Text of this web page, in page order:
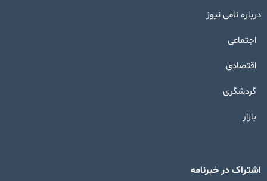
درباره نامی نیوز
اجتماعی
اقتصادی
گردشگری
بازار
اشتراک در خبرنامه